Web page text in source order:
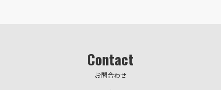
Contact
お問合わせ